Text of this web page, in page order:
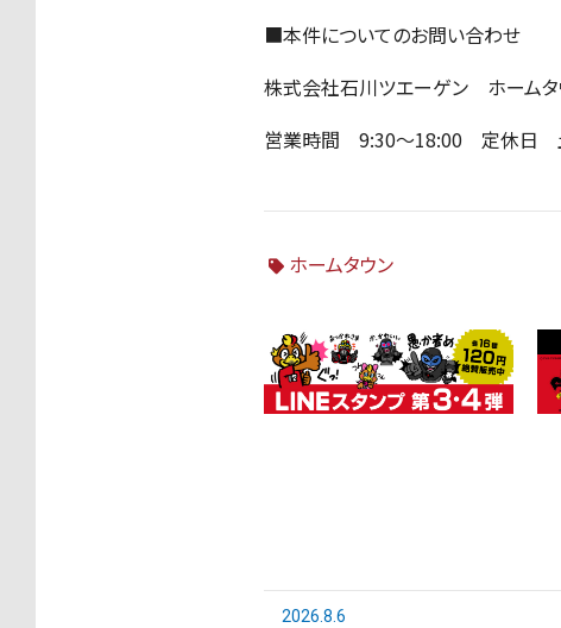
■本件についてのお問い合わせ
株式会社石川ツエーゲン ホーム
営業時間 9:30～18:00 定休日 土
ホームタウン
2026.8.6